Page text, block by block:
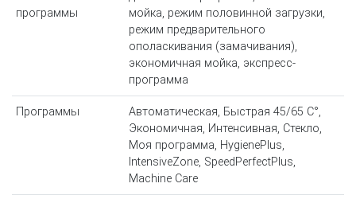
программы
мойка, режим половинной загрузки,
режим предварительного
ополаскивания (замачивания),
экономичная мойка, экспресс-
программа
Программы
Автоматическая, Быстрая 45/65 C°,
Экономичная, Интенсивная, Стекло,
Моя программа, HygienePlus,
IntensiveZone, SpeedPerfectPlus,
Machine Care